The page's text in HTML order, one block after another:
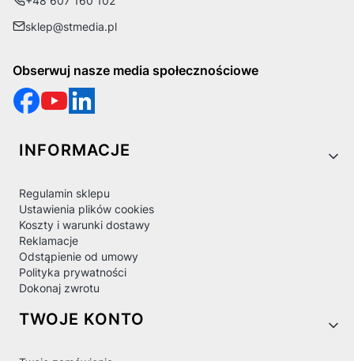
sklep@stmedia.pl
Obserwuj nasze media społecznościowe
Linki w stopce
INFORMACJE
Regulamin sklepu
Ustawienia plików cookies
Koszty i warunki dostawy
Reklamacje
Odstąpienie od umowy
Polityka prywatności
Dokonaj zwrotu
TWOJE KONTO